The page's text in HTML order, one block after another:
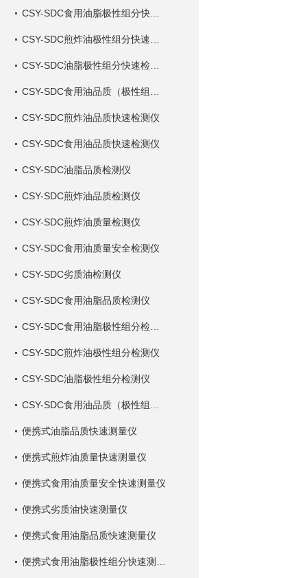
CSY-SDC煎炸油品质快速检测仪
CSY-SDC食用油品质快速检测仪
CSY-SDC油脂品质检测仪
CSY-SDC煎炸油品质检测仪
CSY-SDC煎炸油质量检测仪
CSY-SDC食用油质量安全检测仪
CSY-SDC劣质油检测仪
CSY-SDC食用油脂品质检测仪
CSY-SDC煎炸油极性组分检测仪
CSY-SDC油脂极性组分检测仪
便携式油脂品质快速测量仪
便携式煎炸油质量快速测量仪
便携式食用油质量安全快速测量仪
便携式劣质油快速测量仪
便携式食用油脂品质快速测量仪